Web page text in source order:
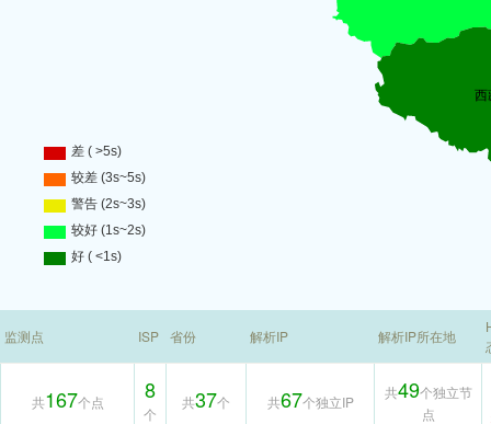
监测点 ISP 省份 解析IP 解析IP所在地
共167个点 8
个
共37个 共67个独立IP
共49个独立节
点